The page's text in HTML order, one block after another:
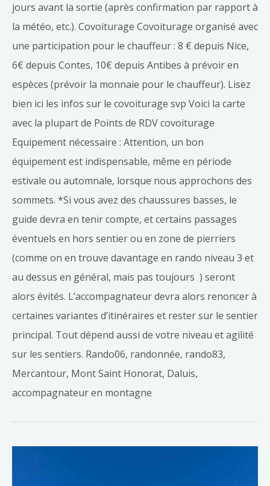
jours avant la sortie (après confirmation par rapport à
la météo, etc.). Covoiturage Covoiturage organisé avec
une participation pour le chauffeur : 8 € depuis Nice,
6€ depuis Contes, 10€ depuis Antibes à prévoir en
espèces (prévoir la monnaie pour le chauffeur). Lisez
bien ici les infos sur le covoiturage svp Voici la carte
avec la plupart de Points de RDV covoiturage
Equipement nécessaire : Attention, un bon
équipement est indispensable, même en période
estivale ou automnale, lorsque nous approchons des
sommets. *Si vous avez des chaussures basses, le
guide devra en tenir compte, et certains passages
éventuels en hors sentier ou en zone de pierriers
(comme on en trouve davantage en rando niveau 3 et
au dessus en général, mais pas toujours ) seront
alors évités. L’accompagnateur devra alors renoncer à
certaines variantes d’itinéraires et rester sur le sentier
principal. Tout dépend aussi de votre niveau et agilité
sur les sentiers. Rando06, randonnée, rando83,
Mercantour, Mont Saint Honorat, Daluis,
accompagnateur en montagne